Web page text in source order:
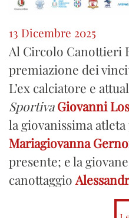
13 Dicembre 2025
Al Circolo Canottieri
premiazione dei
L’ex calciatore e
Sportiva Giovanni
la giovanissima
Mariagiovanna
presente; e la
canottaggio